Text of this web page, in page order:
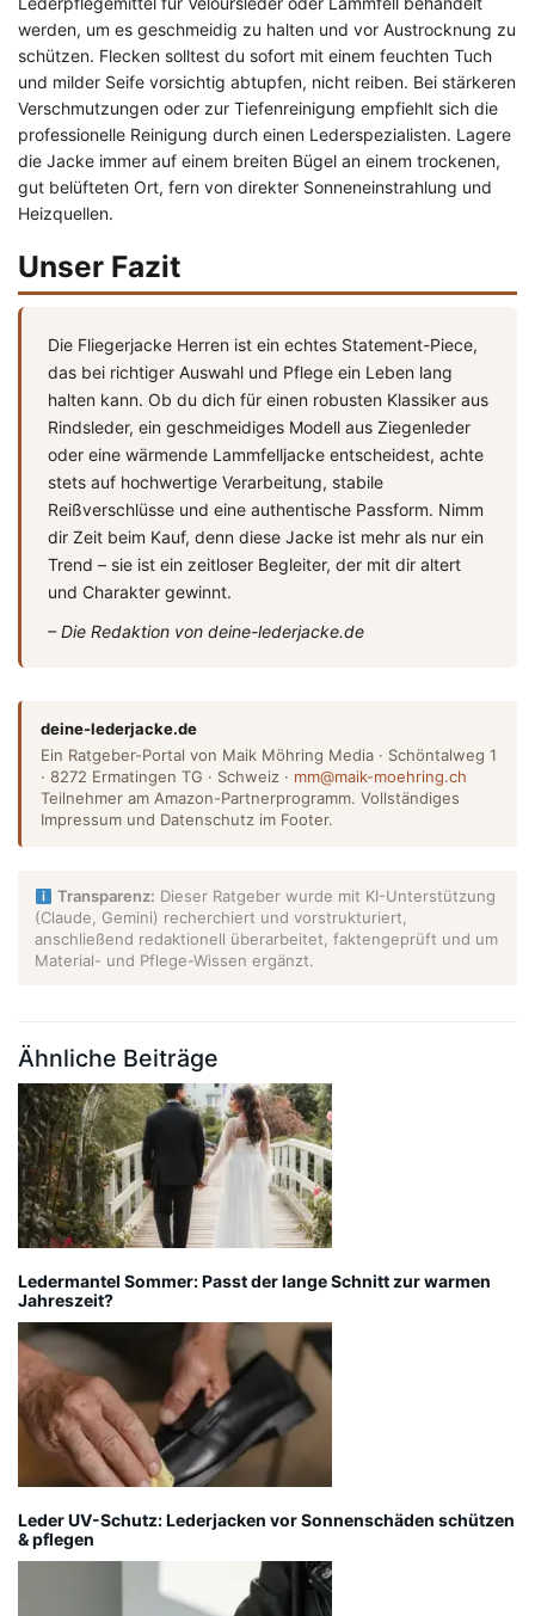
werden, um es geschmeidig zu halten und vor Austrocknung zu
schützen. Flecken solltest du sofort mit einem feuchten Tuch
und milder Seife vorsichtig abtupfen, nicht reiben. Bei stärkeren
Verschmutzungen oder zur Tiefenreinigung empfiehlt sich die
professionelle Reinigung durch einen Lederspezialisten. Lagere
die Jacke immer auf einem breiten Bügel an einem trockenen,
gut belüfteten Ort, fern von direkter Sonneneinstrahlung und
Heizquellen.
Unser Fazit
Die Fliegerjacke Herren ist ein echtes Statement-Piece,
das bei richtiger Auswahl und Pflege ein Leben lang
halten kann. Ob du dich für einen robusten Klassiker aus
Rindsleder, ein geschmeidiges Modell aus Ziegenleder
oder eine wärmende Lammfelljacke entscheidest, achte
stets auf hochwertige Verarbeitung, stabile
Reißverschlüsse und eine authentische Passform. Nimm
dir Zeit beim Kauf, denn diese Jacke ist mehr als nur ein
Trend – sie ist ein zeitloser Begleiter, der mit dir altert
und Charakter gewinnt.
– Die Redaktion von deine-lederjacke.de
deine-lederjacke.de
Ein Ratgeber-Portal von Maik Möhring Media · Schöntalweg 1
· 8272 Ermatingen TG · Schweiz · mm@maik-moehring.ch
Teilnehmer am Amazon-Partnerprogramm. Vollständiges
Impressum und Datenschutz im Footer.
Transparenz: Dieser Ratgeber wurde mit KI-Unterstützung
(Claude, Gemini) recherchiert und vorstrukturiert,
anschließend redaktionell überarbeitet, faktengeprüft und um
Material- und Pflege-Wissen ergänzt.
Ähnliche Beiträge
Ledermantel Sommer: Passt der lange Schnitt zur warmen
Jahreszeit?
Leder UV-Schutz: Lederjacken vor Sonnenschäden schützen
& pflegen